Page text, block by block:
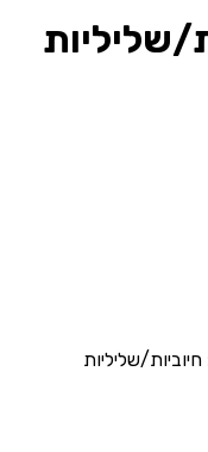
שליליות
שליליות